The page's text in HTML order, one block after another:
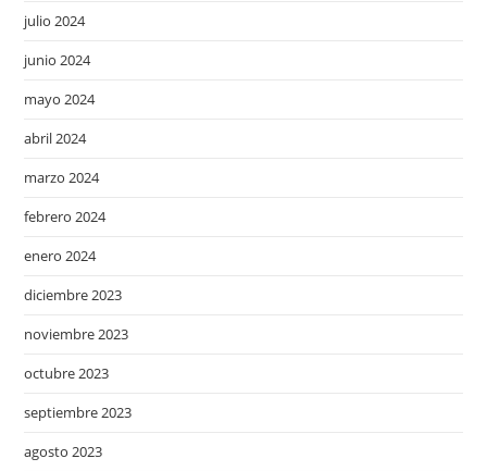
julio 2024
junio 2024
mayo 2024
abril 2024
marzo 2024
febrero 2024
enero 2024
diciembre 2023
noviembre 2023
octubre 2023
septiembre 2023
agosto 2023